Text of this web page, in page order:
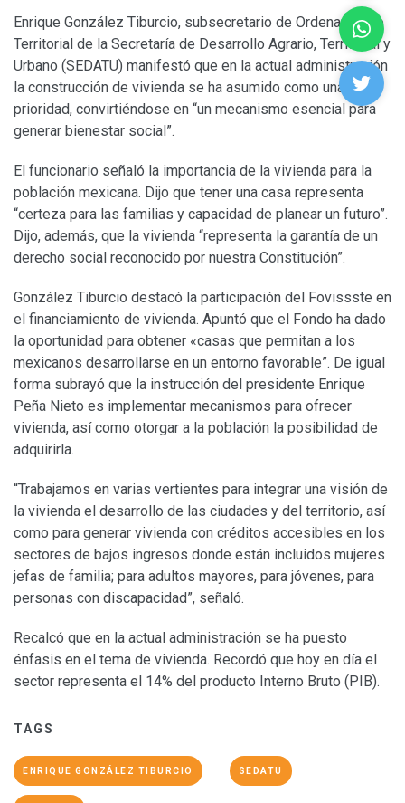
Enrique González Tiburcio, subsecretario de Ordenamiento
Territorial de la Secretaría de Desarrollo Agrario, Territorial y
Urbano (SEDATU) manifestó que en la actual administración
la construcción de vivienda se ha asumido como una
prioridad, convirtiéndose en “un mecanismo esencial para
generar bienestar social”.
El funcionario señaló la importancia de la vivienda para la
población mexicana. Dijo que tener una casa representa
“certeza para las familias y capacidad de planear un futuro”.
Dijo, además, que la vivienda “representa la garantía de un
derecho social reconocido por nuestra Constitución”.
González Tiburcio destacó la participación del Fovissste en
el financiamiento de vivienda. Apuntó que el Fondo ha dado
la oportunidad para obtener «casas que permitan a los
mexicanos desarrollarse en un entorno favorable”. De igual
forma subrayó que la instrucción del presidente Enrique
Peña Nieto es implementar mecanismos para ofrecer
vivienda, así como otorgar a la población la posibilidad de
adquirirla.
“Trabajamos en varias vertientes para integrar una visión de
la vivienda el desarrollo de las ciudades y del territorio, así
como para generar vivienda con créditos accesibles en los
sectores de bajos ingresos donde están incluidos mujeres
jefas de familia; para adultos mayores, para jóvenes, para
personas con discapacidad”, señaló.
Recalcó que en la actual administración se ha puesto
énfasis en el tema de vivienda. Recordó que hoy en día el
sector representa el 14% del producto Interno Bruto (PIB).
TAGS
ENRIQUE GONZÁLEZ TIBURCIO SEDATU